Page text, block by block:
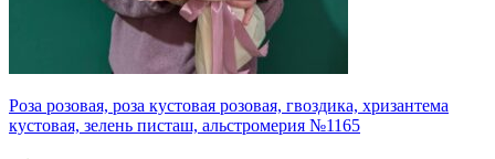
Роза розовая, роза кустовая розовая, гвоздика, хризантема
кустовая, зелень писташ, альстромерия №1165